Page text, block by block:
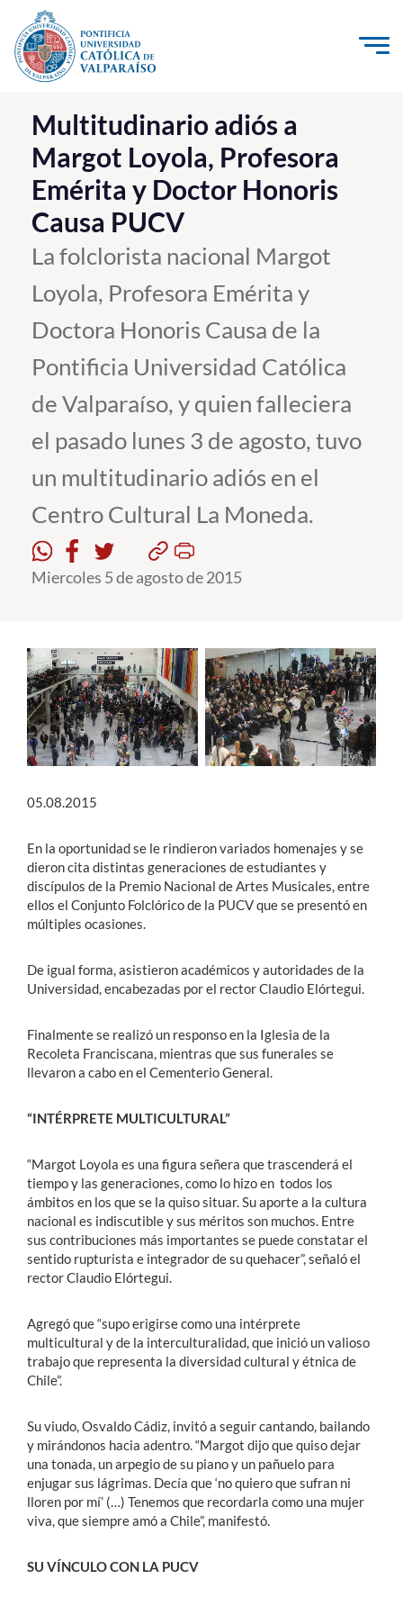
Click acá para ir directamente al contenido
La Universidad
Investigación, Creación e Innovación
PUCV Internacional
Vinculación con el Medio
Admisión
Pregrado
Postgrado
Formación Continua
Estudiantes
Académicos
Funcionarios
Alumni
Multitudinario adiós a
Margot Loyola, Profesora
Emérita y Doctor Honoris
Causa PUCV
La folclorista nacional Margot
Loyola, Profesora Emérita y
Doctora Honoris Causa de la
Pontificia Universidad Católica
de Valparaíso, y quien falleciera
el pasado lunes 3 de agosto, tuvo
un multitudinario adiós en el
Centro Cultural La Moneda.
Miercoles 5 de agosto de 2015
05.08.2015
En la oportunidad se le rindieron variados homenajes y se
dieron cita distintas generaciones de estudiantes y
discípulos de la Premio Nacional de Artes Musicales, entre
ellos el Conjunto Folclórico de la PUCV que se presentó en
múltiples ocasiones.
De igual forma, asistieron académicos y autoridades de la
Universidad, encabezadas por el rector Claudio Elórtegui.
Finalmente se realizó un responso en la Iglesia de la
Recoleta Franciscana, mientras que sus funerales se
llevaron a cabo en el Cementerio General.
“INTÉRPRETE MULTICULTURAL”
“Margot Loyola es una figura señera que trascenderá el
tiempo y las generaciones, como lo hizo en todos los
ámbitos en los que se la quiso situar. Su aporte a la cultura
nacional es indiscutible y sus méritos son muchos. Entre
sus contribuciones más importantes se puede constatar el
sentido rupturista e integrador de su quehacer”, señaló el
rector Claudio Elórtegui.
Agregó que “supo erigirse como una intérprete
multicultural y de la interculturalidad, que inició un valioso
trabajo que representa la diversidad cultural y étnica de
Chile”.
Su viudo, Osvaldo Cádiz, invitó a seguir cantando, bailando
y mirándonos hacia adentro. “Margot dijo que quiso dejar
una tonada, un arpegio de su piano y un pañuelo para
enjugar sus lágrimas. Decía que ‘no quiero que sufran ni
lloren por mí’ (…) Tenemos que recordarla como una mujer
viva, que siempre amó a Chile”, manifestó.
SU VÍNCULO CON LA PUCV